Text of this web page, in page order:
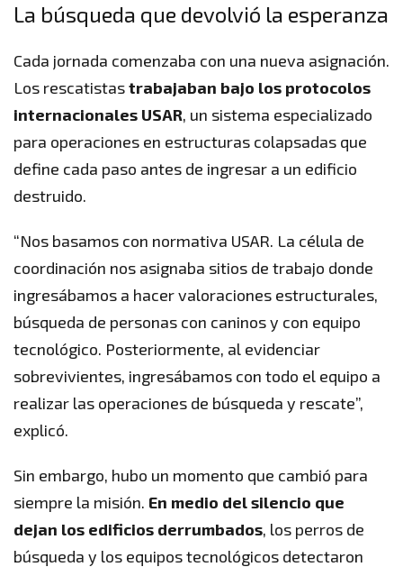
La búsqueda que devolvió la esperanza
Cada jornada comenzaba con una nueva asignación.
Los rescatistastrabajaban bajo los protocolos
internacionales USAR, un sistema especializado
para operaciones en estructuras colapsadas que
define cada paso antes de ingresar a un edificio
destruido.
“Nos basamos con normativa USAR. La célula de
coordinación nos asignaba sitios de trabajo donde
ingresábamos a hacer valoraciones estructurales,
búsqueda de personas con caninos y con equipo
tecnológico. Posteriormente, al evidenciar
sobrevivientes, ingresábamos con todo el equipo a
realizar las operaciones de búsqueda y rescate”,
explicó.
Sin embargo, hubo un momento que cambió para
siempre la misión. En medio del silencio que
dejan los edificios derrumbados, los perros de
búsqueda y los equipos tecnológicos detectaron